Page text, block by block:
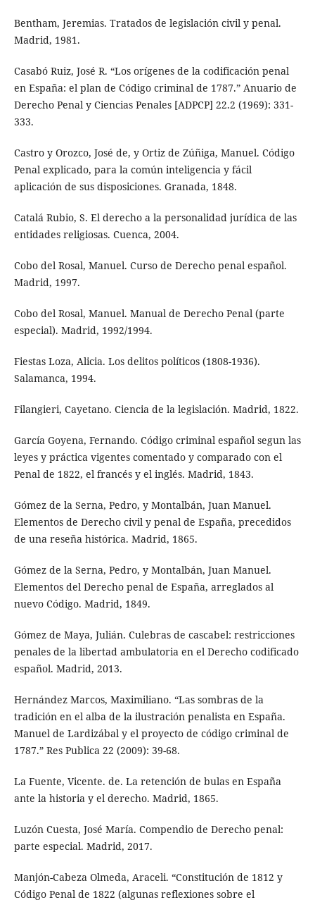
Bentham, Jeremias. Tratados de legislación civil y penal.
Madrid, 1981.
Casabó Ruiz, José R. “Los orígenes de la codificación penal
en España: el plan de Código criminal de 1787.” Anuario de
Derecho Penal y Ciencias Penales [ADPCP] 22.2 (1969): 331-
333.
Castro y Orozco, José de, y Ortiz de Zúñiga, Manuel. Código
Penal explicado, para la común inteligencia y fácil
aplicación de sus disposiciones. Granada, 1848.
Catalá Rubio, S. El derecho a la personalidad jurídica de las
entidades religiosas. Cuenca, 2004.
Cobo del Rosal, Manuel. Curso de Derecho penal español.
Madrid, 1997.
Cobo del Rosal, Manuel. Manual de Derecho Penal (parte
especial). Madrid, 1992/1994.
Fiestas Loza, Alicia. Los delitos políticos (1808-1936).
Salamanca, 1994.
Filangieri, Cayetano. Ciencia de la legislación. Madrid, 1822.
García Goyena, Fernando. Código criminal español segun las
leyes y práctica vigentes comentado y comparado con el
Penal de 1822, el francés y el inglés. Madrid, 1843.
Gómez de la Serna, Pedro, y Montalbán, Juan Manuel.
Elementos de Derecho civil y penal de España, precedidos
de una reseña histórica. Madrid, 1865.
Gómez de la Serna, Pedro, y Montalbán, Juan Manuel.
Elementos del Derecho penal de España, arreglados al
nuevo Código. Madrid, 1849.
Gómez de Maya, Julián. Culebras de cascabel: restricciones
penales de la libertad ambulatoria en el Derecho codificado
español. Madrid, 2013.
Hernández Marcos, Maximiliano. “Las sombras de la
tradición en el alba de la ilustración penalista en España.
Manuel de Lardizábal y el proyecto de código criminal de
1787.” Res Publica 22 (2009): 39-68.
La Fuente, Vicente. de. La retención de bulas en España
ante la historia y el derecho. Madrid, 1865.
Luzón Cuesta, José María. Compendio de Derecho penal:
parte especial. Madrid, 2017.
Manjón-Cabeza Olmeda, Araceli. “Constitución de 1812 y
Código Penal de 1822 (algunas reflexiones sobre el